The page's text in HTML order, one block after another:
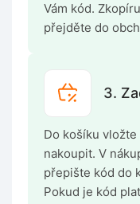
Vám kód.
přejděte do
3.
Do košíku
nakoupit. V
přepište kód do
Pokud je kód